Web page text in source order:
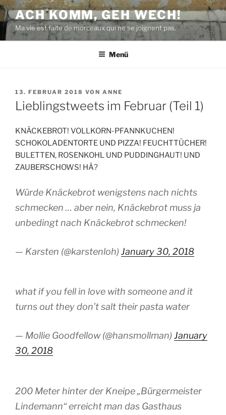
Zum
Inhalt
springen
ACH KOMM, GEH WECH!
Ma vie est faite de morceaux qui ne se joignent pas.
Menü
VERÖFFENTLICHT
AM
13. FEBRUAR 2018 VON ANNE
Lieblingstweets im Februar (Teil 1)
KNÄCKEBROT! VOLLKORN-PFANNKUCHEN!
SCHOKOLADENTORTE UND PIZZA! FEUCHTTÜCHER!
BULETTEN, ROSENKOHL UND PUDDINGHAUT! UND
ZAUBERSCHOWS! HÄ?
Würde Knäckebrot wenigstens nach nichts
schmecken … aber nein, Knäckebrot muss ja
unbedingt nach Knäckebrot schmecken!
— Karsten (@karstenloh) January 30, 2018
what if you fell in love with someone and it
turns out they don’t salt their pasta water
— Mollie Goodfellow (@hansmollman) January
30, 2018
200 Meter hinter der Kneipe „Bürgermeister
Lindemann“ erreicht man das Gasthaus